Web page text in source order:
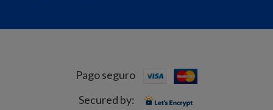
Pago seguro
Secured by: